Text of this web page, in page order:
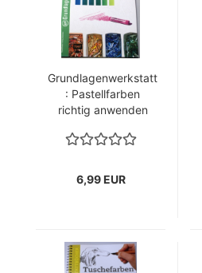
Grundlagenwerkstatt
: Pastellfarben
richtig anwenden
6,99 EUR